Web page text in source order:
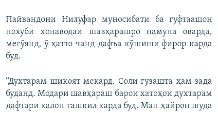
Пайвандони Нилуфар муносибати ба гуфтаашон
нохуби хонаводаи шавҳарашро намуна оварда,
мегӯянд, ӯ ҳатто чанд дафъа кӯшиши фирор карда
буд.
“Духтарам шикоят мекард. Соли гузашта ҳам зада
буданд. Модари шавҳараш барои хатоҳои духтарам
дафтари калон ташкил карда буд. Ман ҳайрон шуда